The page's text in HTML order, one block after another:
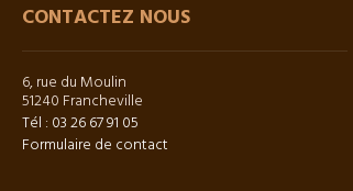
CONTACTEZ NOUS
6, rue du Moulin
51240 Francheville
Tél : 03 26 67 91 05
Formulaire de contact